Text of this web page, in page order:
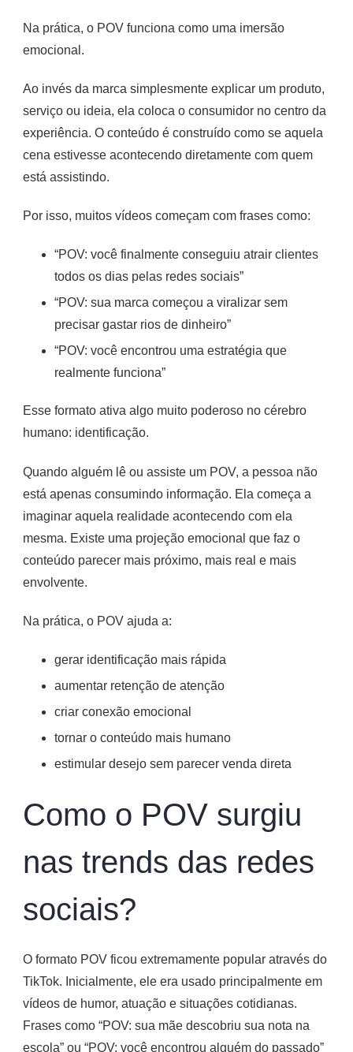
Na prática, o POV funciona como uma imersão
emocional.
Ao invés da marca simplesmente explicar um produto,
serviço ou ideia, ela coloca o consumidor no centro da
experiência. O conteúdo é construído como se aquela
cena estivesse acontecendo diretamente com quem
está assistindo.
Por isso, muitos vídeos começam com frases como:
“POV: você finalmente conseguiu atrair clientes
todos os dias pelas redes sociais”
“POV: sua marca começou a viralizar sem
precisar gastar rios de dinheiro”
“POV: você encontrou uma estratégia que
realmente funciona”
Esse formato ativa algo muito poderoso no cérebro
humano: identificação.
Quando alguém lê ou assiste um POV, a pessoa não
está apenas consumindo informação. Ela começa a
imaginar aquela realidade acontecendo com ela
mesma. Existe uma projeção emocional que faz o
conteúdo parecer mais próximo, mais real e mais
envolvente.
Na prática, o POV ajuda a:
gerar identificação mais rápida
aumentar retenção de atenção
criar conexão emocional
tornar o conteúdo mais humano
estimular desejo sem parecer venda direta
Como o POV surgiu
nas trends das redes
sociais?
O formato POV ficou extremamente popular através do
TikTok. Inicialmente, ele era usado principalmente em
vídeos de humor, atuação e situações cotidianas.
Frases como “POV: sua mãe descobriu sua nota na
escola” ou “POV: você encontrou alguém do passado”